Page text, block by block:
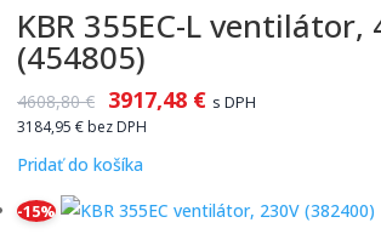
KBR 355EC-L ventilátor,
(454805)
4608,80€ 3917,48 € s DPH
3184,95 € bez DPH
Pridať do košíka
-15%